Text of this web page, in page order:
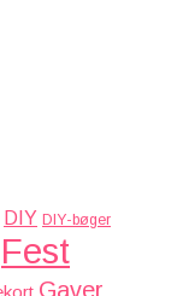
DIY DIY-bøger
Fest
Gaver